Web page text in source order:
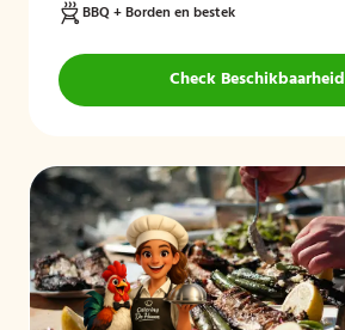
BBQ + Borden en bestek
Check Beschikbaarheid